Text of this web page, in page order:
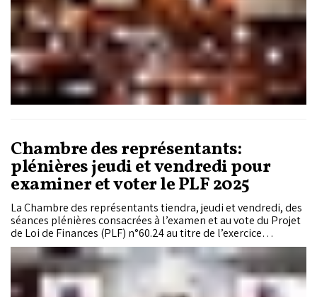
Chambre des représentants:
plénières jeudi et vendredi pour
examiner et voter le PLF 2025
La Chambre des représentants tiendra, jeudi et vendredi, des
séances plénières consacrées à l’examen et au vote du Projet
de Loi de Finances (PLF) n°60.24 au titre de l’exercice
budgétaire 2025.